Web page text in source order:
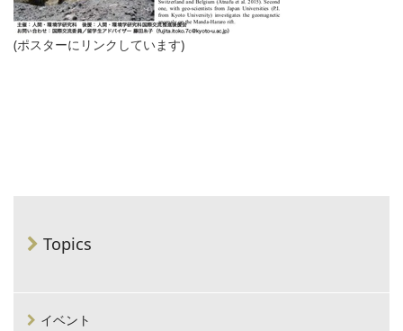
(ポスターにリンクしています)
Topics
イベント